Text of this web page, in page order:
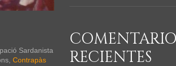
Sardanista
Contrapàs
RECIENTES